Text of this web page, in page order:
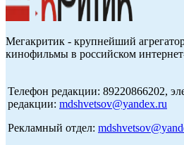
Мегакритик - крупнейший
кинофильмы в российском
Телефон редакции: 89220866202,
редакции: mdshvetsov@yandex.ru
Рекламный отдел: